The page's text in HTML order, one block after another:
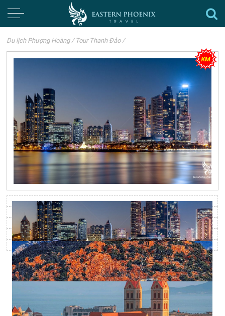
Du lịch Phượng Hoàng / Tour Thanh Đảo /